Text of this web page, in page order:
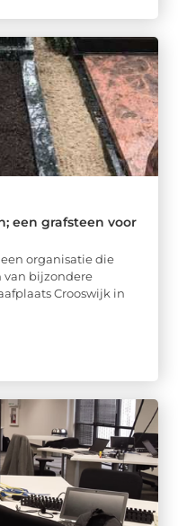
een grafsteen voor
organisatie die
van bijzondere
Crooswijk in